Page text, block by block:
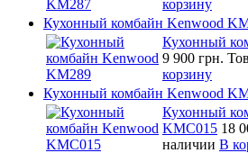
корзину
Кухонный комбайн Kenwood
Кухонный
9 900 грн.
корзину
Кухонный комбайн Kenwood
Кухонный
KMC015 18
наличии В